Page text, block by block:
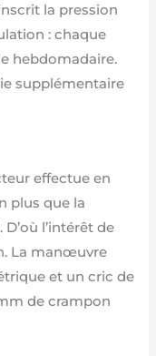
la pression
: chaque
hebdomadaire.
supplémentaire
effectue en
plus que la
l’intérêt de
La manœuvre
et un cric de
de crampon